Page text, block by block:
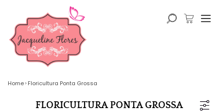
Home Floricultura Ponta Grossa
FLORICULTURA PONTA GROSSA